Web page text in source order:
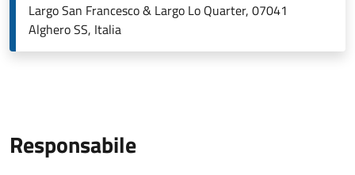
Largo San Francesco & Largo Lo Quarter, 07041
Alghero SS, Italia
Responsabile